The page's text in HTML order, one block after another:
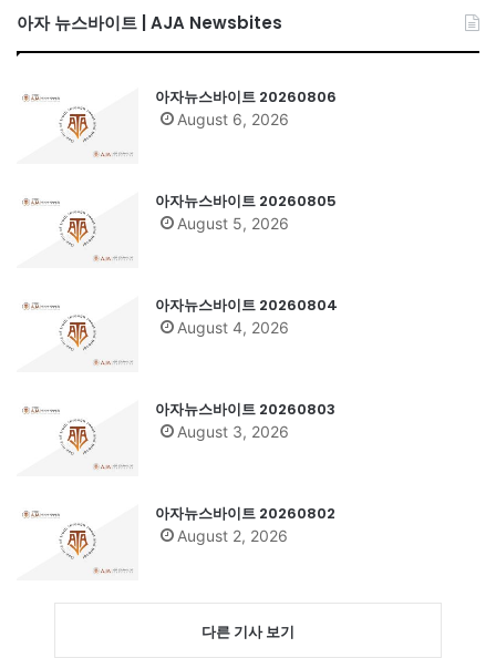
아자 뉴스바이트 | AJA Newsbites
아자뉴스바이트 20260806
August 6, 2026
아자뉴스바이트 20260805
August 5, 2026
아자뉴스바이트 20260804
August 4, 2026
아자뉴스바이트 20260803
August 3, 2026
아자뉴스바이트 20260802
August 2, 2026
다른 기사 보기